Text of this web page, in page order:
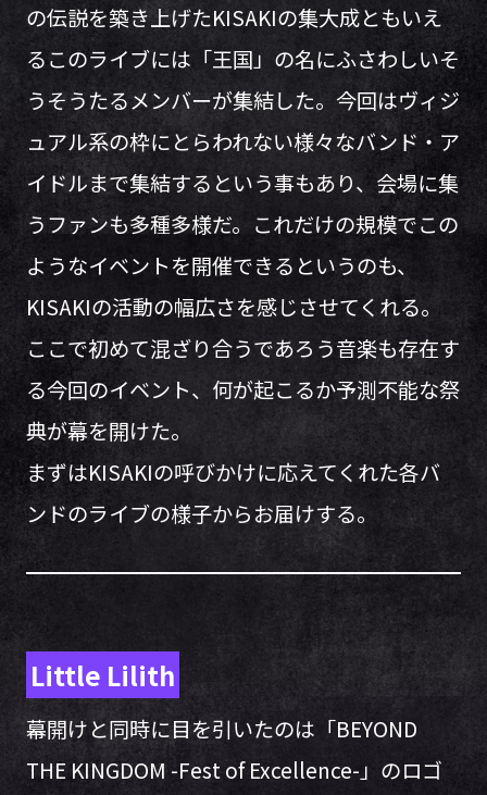
の伝説を築き上げたKISAKIの集大成ともいえ
るこのライブには「王国」の名にふさわしいそ
うそうたるメンバーが集結した。今回はヴィジ
ュアル系の枠にとらわれない様々なバンド・ア
イドルまで集結するという事もあり、会場に集
うファンも多種多様だ。これだけの規模でこの
ようなイベントを開催できるというのも、
KISAKIの活動の幅広さを感じさせてくれる。
ここで初めて混ざり合うであろう音楽も存在す
る今回のイベント、何が起こるか予測不能な祭
典が幕を開けた。
まずはKISAKIの呼びかけに応えてくれた各バ
ンドのライブの様子からお届けする。
Little Lilith
幕開けと同時に目を引いたのは「BEYOND
THE KINGDOM -Fest of Excellence-」のロゴ